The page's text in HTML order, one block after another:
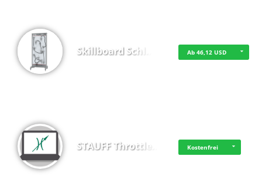
Skillboard Schl… Ab 46,12 USD
STAUFF Throttle… Kostenfrei